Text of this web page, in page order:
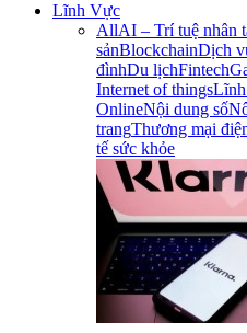
Lĩnh Vực
AllAI – Trí tuệ nhân
sảnBlockchainDịch
đìnhDu lịchFintech
Internet of things
OnlineNội dung số
trangThương mại
tế sức khỏe